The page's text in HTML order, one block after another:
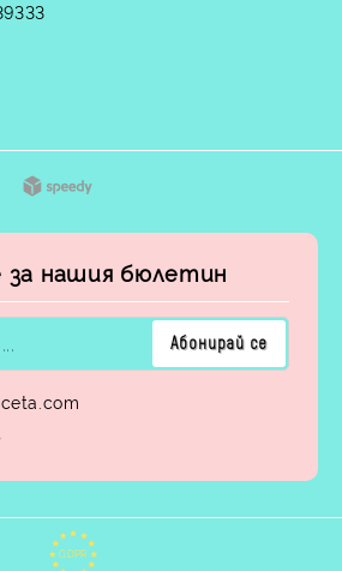
за нашия бюлетин
GDPR